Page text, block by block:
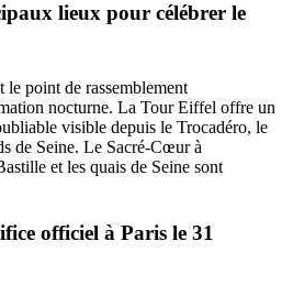
lieux pour célébrer le
le point de rassemblement
nocturne. La Tour Eiffel offre un
visible depuis le Trocadéro, le
de Seine. Le Sacré-Cœur à
et les quais de Seine sont
officiel à Paris le 31